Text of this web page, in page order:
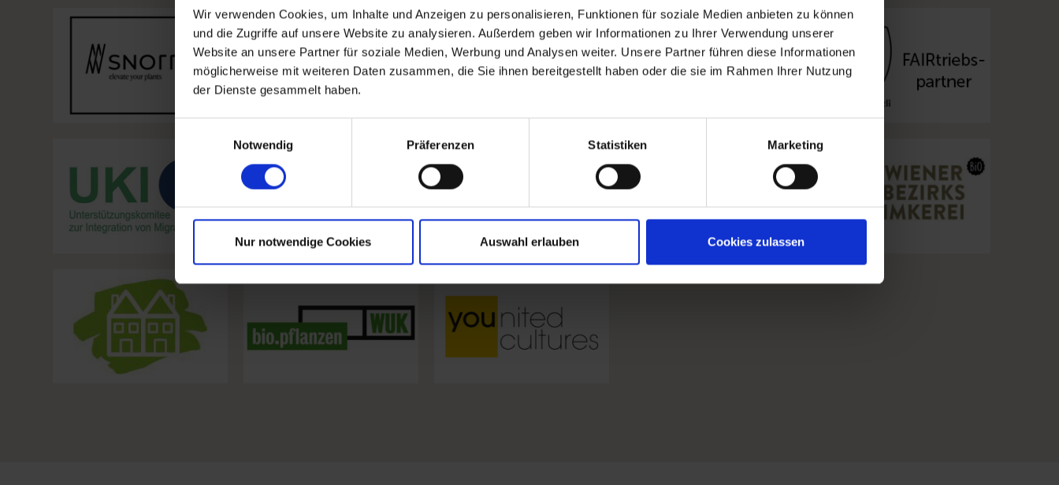
Wir verwenden Cookies, um Inhalte und Anzeigen zu personalisieren, Funktionen für soziale Medien anbieten zu können
und die Zugriffe auf unsere Website zu analysieren. Außerdem geben wir Informationen zu Ihrer Verwendung unserer
Website an unsere Partner für soziale Medien, Werbung und Analysen weiter. Unsere Partner führen diese Informationen
möglicherweise mit weiteren Daten zusammen, die Sie ihnen bereitgestellt haben oder die sie im Rahmen Ihrer Nutzung
der Dienste gesammelt haben.
Notwendig
Präferenzen Statistiken Marketing
Nur notwendige Cookies Auswahl erlauben Cookies zulassen